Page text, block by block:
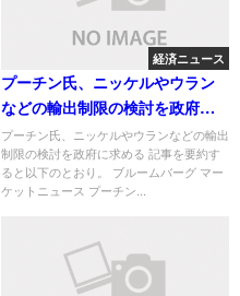
経済ニュース
プーチン氏、ニッケルやウラン
などの輸出制限の検討を政府に
求める
プーチン氏、ニッケルやウランなどの輸出
制限の検討を政府に求める 記事を要約す
ると以下のとおり。 ブルームバーグ マー
ケットニュース プーチン...